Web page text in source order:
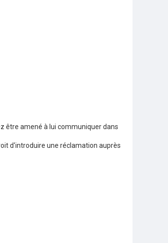
être amené à lui communiquer dans
d'introduire une réclamation auprès